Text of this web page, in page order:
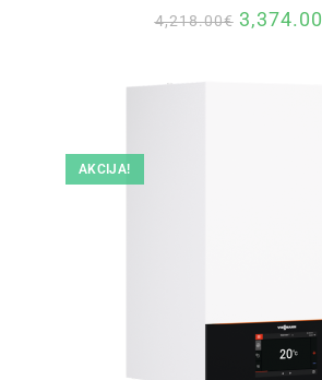
4,218.00€ 3,374.00
AKCIJA!